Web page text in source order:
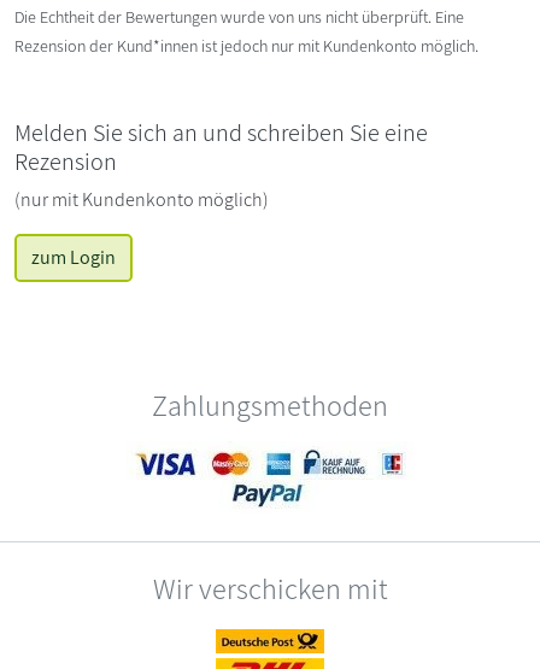
Die Echtheit der Bewertungen wurde von uns nicht überprüft. Eine
Rezension der Kund*innen ist jedoch nur mit Kundenkonto möglich.
Melden Sie sich an und schreiben Sie eine
Rezension
(nur mit Kundenkonto möglich)
zum Login
Zahlungsmethoden
Wir verschicken mit